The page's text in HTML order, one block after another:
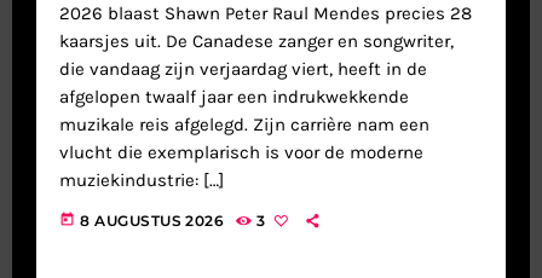
2026 blaast Shawn Peter Raul Mendes precies 28
kaarsjes uit. De Canadese zanger en songwriter,
die vandaag zijn verjaardag viert, heeft in de
afgelopen twaalf jaar een indrukwekkende
muzikale reis afgelegd. Zijn carrière nam een
vlucht die exemplarisch is voor de moderne
muziekindustrie: […]
today 8 AUGUSTUS 2026 3